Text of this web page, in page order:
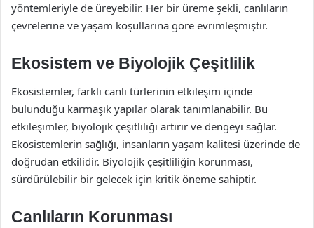
yöntemleriyle de üreyebilir. Her bir üreme şekli, canlıların
çevrelerine ve yaşam koşullarına göre evrimleşmiştir.
Ekosistem ve Biyolojik Çeşitlilik
Ekosistemler, farklı canlı türlerinin etkileşim içinde
bulunduğu karmaşık yapılar olarak tanımlanabilir. Bu
etkileşimler, biyolojik çeşitliliği artırır ve dengeyi sağlar.
Ekosistemlerin sağlığı, insanların yaşam kalitesi üzerinde de
doğrudan etkilidir. Biyolojik çeşitliliğin korunması,
sürdürülebilir bir gelecek için kritik öneme sahiptir.
Canlıların Korunması